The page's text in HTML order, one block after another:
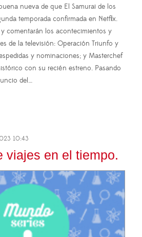
nueva de que El Samurai de los
temporada confirmada en Netflix.
y comentarán los acontecimientos y
de la televisión: Operación Triunfo y
y nominaciones; y Masterchef
con su recién estreno. Pasando
del…
10:43
viajes en el tiempo.